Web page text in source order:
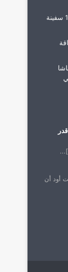
ميناء_دمياط استقبل خلال الـ 24 ساعة الماضية عدد 13 سفينة
بطاقة
أود أن